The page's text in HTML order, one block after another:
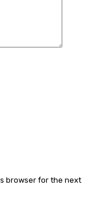
browser for the next